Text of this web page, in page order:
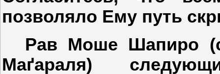
позволяло Ему путь
Рав Моше Шапиро
Маґараля)